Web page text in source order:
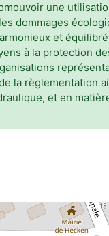
une
dommages
et
à la protection
la règlementation
et en